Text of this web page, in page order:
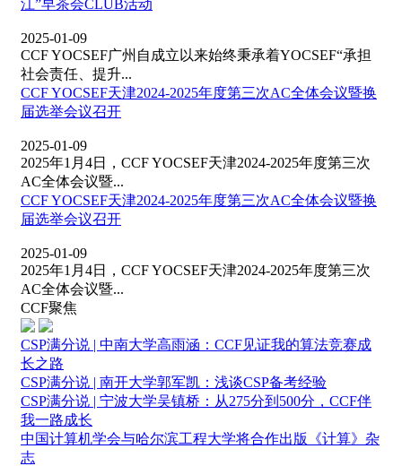
江”早茶会CLUB活动
2025-01-09
CCF YOCSEF广州自成立以来始终秉承着YOCSEF“承担
社会责任、提升...
CCF YOCSEF天津2024-2025年度第三次AC全体会议暨换
届选举会议召开
2025-01-09
2025年1月4日，CCF YOCSEF天津2024-2025年度第三次
AC全体会议暨...
CCF YOCSEF天津2024-2025年度第三次AC全体会议暨换
届选举会议召开
2025-01-09
2025年1月4日，CCF YOCSEF天津2024-2025年度第三次
AC全体会议暨...
CCF聚焦
CSP满分说 | 中南大学高雨涵：CCF见证我的算法竞赛成
长之路
CSP满分说 | 南开大学郭军凯：浅谈CSP备考经验
CSP满分说 | 宁波大学吴镇桥：从275分到500分，CCF伴
我一路成长
中国计算机学会与哈尔滨工程大学将合作出版《计算》杂
志